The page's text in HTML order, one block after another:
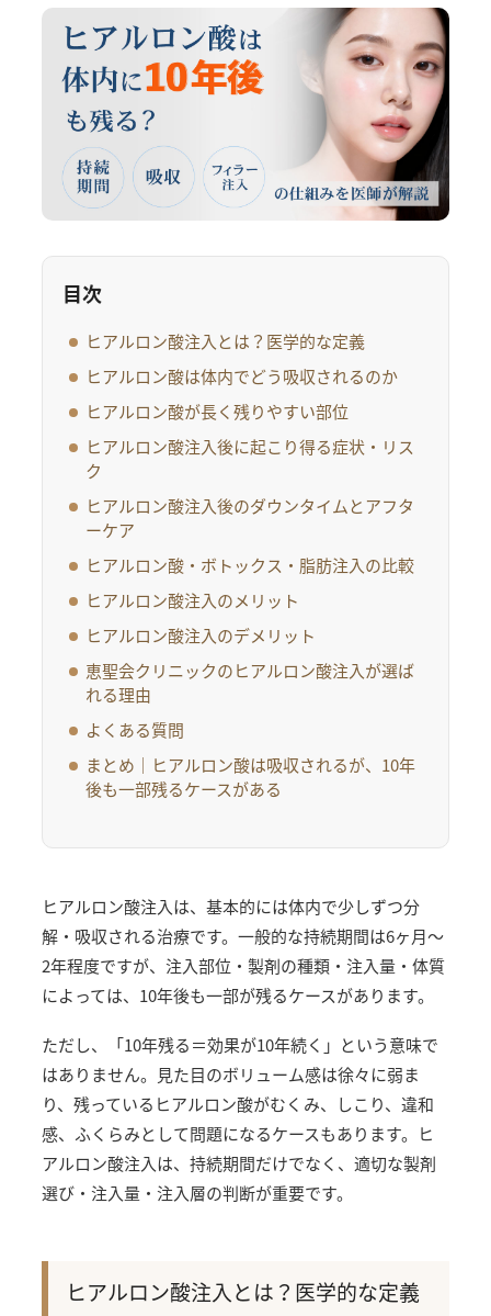
目次
ヒアルロン酸注入とは？医学的な定義
ヒアルロン酸は体内でどう吸収されるのか
ヒアルロン酸が長く残りやすい部位
ヒアルロン酸注入後に起こり得る症状・リス
ク
ヒアルロン酸注入後のダウンタイムとアフタ
ーケア
ヒアルロン酸・ボトックス・脂肪注入の比較
ヒアルロン酸注入のメリット
ヒアルロン酸注入のデメリット
恵聖会クリニックのヒアルロン酸注入が選ば
れる理由
よくある質問
まとめ｜ヒアルロン酸は吸収されるが、10年
後も一部残るケースがある
ヒアルロン酸注入は、基本的には体内で少しずつ分
解・吸収される治療です。一般的な持続期間は6ヶ月〜
2年程度ですが、注入部位・製剤の種類・注入量・体質
によっては、10年後も一部が残るケースがあります。
ただし、「10年残る＝効果が10年続く」という意味で
はありません。見た目のボリューム感は徐々に弱ま
り、残っているヒアルロン酸がむくみ、しこり、違和
感、ふくらみとして問題になるケースもあります。ヒ
アルロン酸注入は、持続期間だけでなく、適切な製剤
選び・注入量・注入層の判断が重要です。
ヒアルロン酸注入とは？医学的な定義